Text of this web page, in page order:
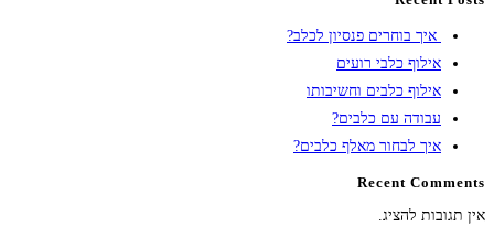
איך בוחרים פנסיון לכלב?
אילוף כלבי רועים
אילוף כלבים וחשיבותו
עבודה עם כלבים?
איך לבחור מאלף כלבים?
Recent Comments
אין תגובות להציג.